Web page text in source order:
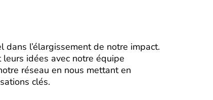
l’élargissement de notre impact.
idées avec notre équipe
réseau en nous mettant en
clés.